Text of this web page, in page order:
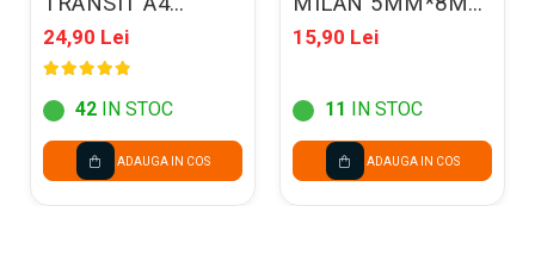
500COLI/TOP 80G
003R90649
24,90 Lei
42 IN STOC
ADAUGA IN COS
80185
15,90 Lei
11 IN STOC
ADAUGA IN COS